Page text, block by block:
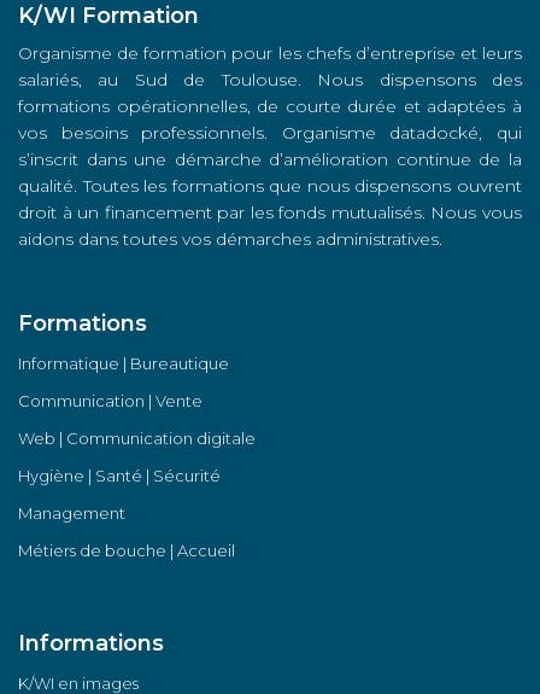
K/WI Formation
Organisme de formation pour les chefs d’entreprise et leurs
salariés, au Sud de Toulouse. Nous dispensons des
formations opérationnelles, de courte durée et adaptées à
vos besoins professionnels. Organisme datadocké, qui
s’inscrit dans une démarche d’amélioration continue de la
qualité. Toutes les formations que nous dispensons ouvrent
droit à un financement par les fonds mutualisés. Nous vous
aidons dans toutes vos démarches administratives.
Formations
Informatique | Bureautique
Communication | Vente
Web | Communication digitale
Hygiène | Santé | Sécurité
Management
Métiers de bouche | Accueil
Informations
K/WI en images